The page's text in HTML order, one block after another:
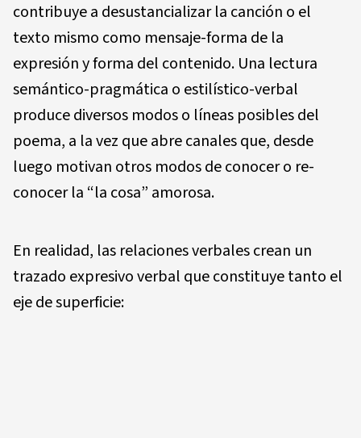
contribuye a desustancializar la canción o el
texto mismo como mensaje-forma de la
expresión y forma del contenido. Una lectura
semántico-pragmática o estilístico-verbal
produce diversos modos o líneas posibles del
poema, a la vez que abre canales que, desde
luego motivan otros modos de conocer o re-
conocer la “la cosa” amorosa.
En realidad, las relaciones verbales crean un
trazado expresivo verbal que constituye tanto el
eje de superficie: